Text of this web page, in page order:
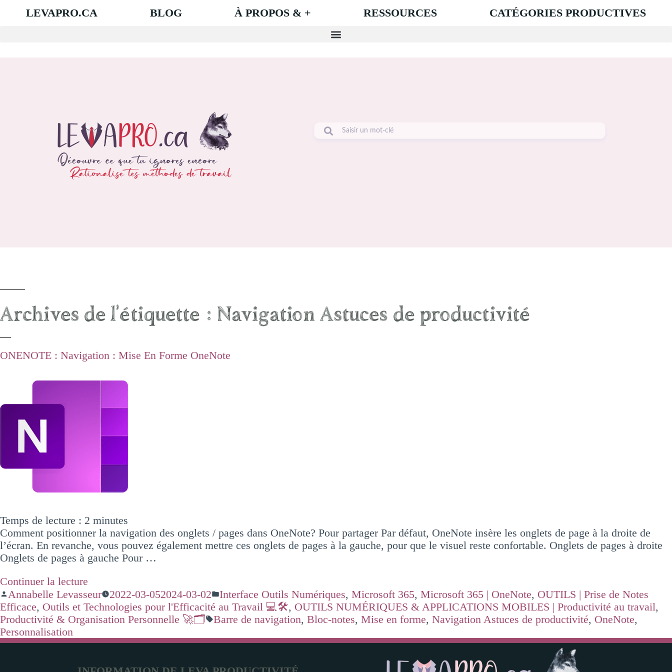
LEVAPRO.CA BLOG À PROPOS & + RESSOURCES CATÉGORIES PRODUCTIVES
Archives de l’étiquette : Navigation Astuces de productivité
ONENOTE : Navigation : Mise En Forme OneNote
Temps de lecture : 2 minutes
Comment positionner la navigation des onglets / pages dans OneNote? Pour partager Par défaut, OneNote insère les onglets de page à la droite de
l’écran. En revanche, vous pouvez également mettre ces onglets de pages à la gauche, pour que le visuel reste confortable. Onglets de pages à droite
Onglets de pages à gauche Pour …
Continuer la lecture
Annabelle Levasseur
2022-03-052024-03-02 Interface Outils Numériques, Microsoft 365, Microsoft 365 | OneNote, OUTILS | Prise de Notes
Efficace, Outils et Technologies pour l'Efficacité au Travail 💻🛠️, OUTILS NUMÉRIQUES & APPLICATIONS MOBILES | Productivité au travail,
Productivité & Organisation Personnelle 🚀🗂️
Barre de navigation, Bloc-notes, Mise en forme, Navigation Astuces de productivité, OneNote,
Personnalisation